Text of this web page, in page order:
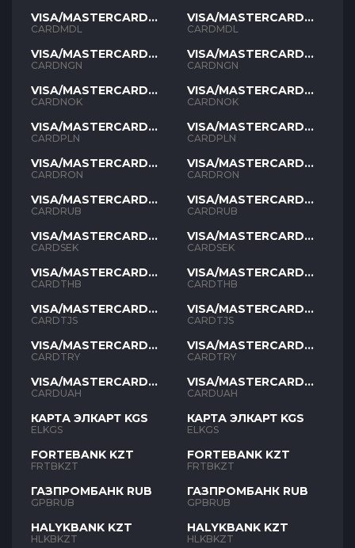
VISA/MASTERCARD
MDL
CARDMDL
VISA/MASTERCARD
NGN
CARDNGN
VISA/MASTERCARD
NOK
CARDNOK
VISA/MASTERCARD
PLN
CARDPLN
VISA/MASTERCARD
RON
CARDRON
VISA/MASTERCARD
RUB
CARDRUB
VISA/MASTERCARD
SEK
CARDSEK
VISA/MASTERCARD
THB
CARDTHB
VISA/MASTERCARD
TJS
CARDTJS
VISA/MASTERCARD
TYR
CARDTRY
VISA/MASTERCARD
UAH
CARDUAH
КАРТА ЭЛКАРТ KGS
ELKGS
FORTEBANK KZT
FRTBKZT
ГАЗПРОМБАНК RUB
GPBRUB
HALYKBANK KZT
HLKBKZT
VISA/MASTERCARD
MDL
CARDMDL
VISA/MASTERCARD
NGN
CARDNGN
VISA/MASTERCARD
NOK
CARDNOK
VISA/MASTERCARD
PLN
CARDPLN
VISA/MASTERCARD
RON
CARDRON
VISA/MASTERCARD
RUB
CARDRUB
VISA/MASTERCARD
SEK
CARDSEK
VISA/MASTERCARD
THB
CARDTHB
VISA/MASTERCARD
TJS
CARDTJS
VISA/MASTERCARD
TYR
CARDTRY
VISA/MASTERCARD
UAH
CARDUAH
КАРТА ЭЛКАРТ KGS
ELKGS
FORTEBANK KZT
FRTBKZT
ГАЗПРОМБАНК RUB
GPBRUB
HALYKBANK KZT
HLKBKZT